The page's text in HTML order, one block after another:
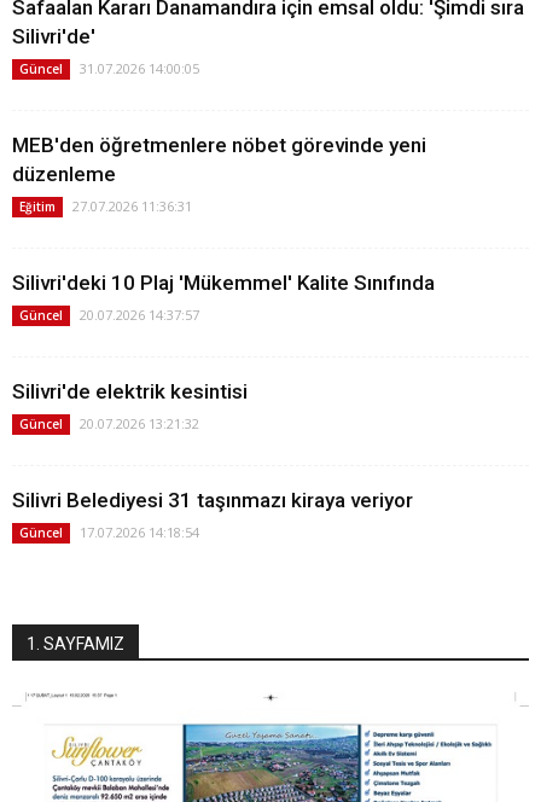
Safaalan Kararı Danamandıra için emsal oldu: 'Şimdi sıra
Silivri'de'
Güncel 31.07.2026 14:00:05
MEB'den öğretmenlere nöbet görevinde yeni
düzenleme
Eğitim 27.07.2026 11:36:31
Silivri'deki 10 Plaj 'Mükemmel' Kalite Sınıfında
Güncel 20.07.2026 14:37:57
Silivri'de elektrik kesintisi
Güncel 20.07.2026 13:21:32
Silivri Belediyesi 31 taşınmazı kiraya veriyor
Güncel 17.07.2026 14:18:54
1. SAYFAMIZ